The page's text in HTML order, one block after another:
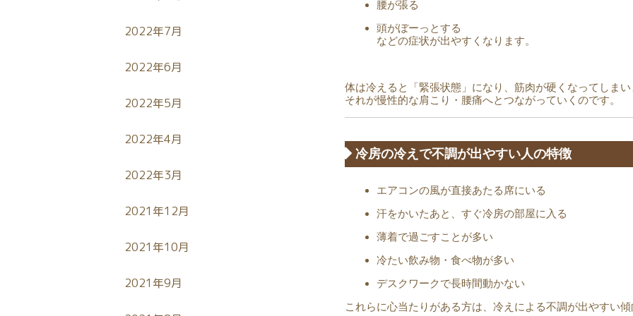
腰が張る
頭がぼーっとする
などの症状が出やすくなります。
体は冷えると「緊張状態」になり、筋肉が硬くなってしまい
それが慢性的な肩こり・腰痛へとつながっていくのです。
◆ 冷房の冷えで不調が出やすい人の特徴
エアコンの風が直接あたる席にいる
汗をかいたあと、すぐ冷房の部屋に入る
薄着で過ごすことが多い
冷たい飲み物・食べ物が多い
デスクワークで長時間動かない
これらに心当たりがある方は、冷えによる不調が出やすい傾
2022年7月
2022年6月
2022年5月
2022年4月
2022年3月
2021年12月
2021年10月
2021年9月